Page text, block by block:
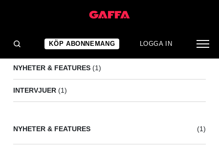
KÖP ABONNEMANG LOGGA IN
NYHETER & FEATURES (1)
INTERVJUER (1)
NYHETER & FEATURES (1)